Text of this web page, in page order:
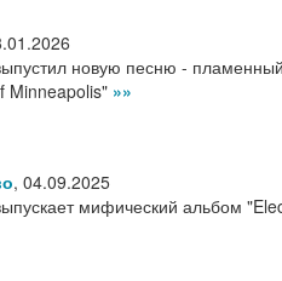
новую песню -
Minneapolis" »»
, 04.09.2025
мифический альбом